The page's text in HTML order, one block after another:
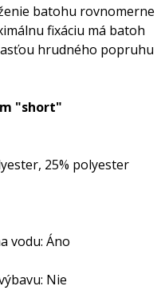
batohu rovnomerne
fixáciu má batoh
hrudného popruhu
"short"
25% polyester
vodu: Áno
Nie